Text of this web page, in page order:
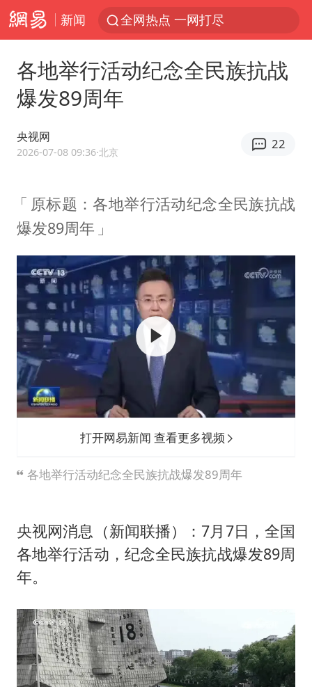
新闻 全网热点 一网打尽
各地举行活动纪念全民族抗战
爆发89周年
央视网
2026-07-08 09:36·北京
22
原标题：各地举行活动纪念全民族抗战
爆发89周年
打开网易新闻 查看更多视频
各地举行活动纪念全民族抗战爆发89周年
央视网消息（新闻联播）：7月7日，全国
各地举行活动，纪念全民族抗战爆发89周
年。